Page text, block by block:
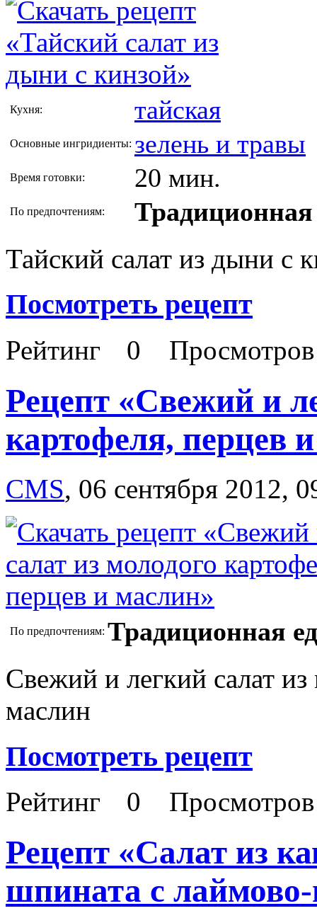
Кухня: тайская
Основные ингридиенты: зелень и травы
Время готовки: 20 мин.
По предпочтениям: Традиционная
Тайский салат из дыни с
Посмотреть рецепт
Рейтинг 0
Рецепт «Свежий и
картофеля, перцев
CMS, 06 сентября 2012,
По предпочтениям: Традиционная
Свежий и легкий салат
маслин
Посмотреть рецепт
Рейтинг 0
Рецепт «Салат из
шпината с